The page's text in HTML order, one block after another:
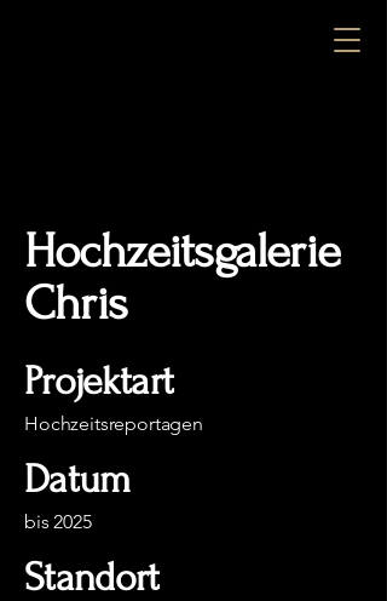
Hochzeitsgalerie
Chris
Projektart
Hochzeitsreportagen
Datum
bis 2025
Standort